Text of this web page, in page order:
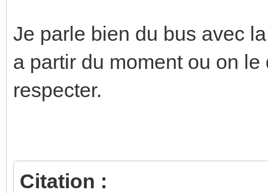
Je parle bien du bus avec
a partir du moment ou on
respecter.
Citation :